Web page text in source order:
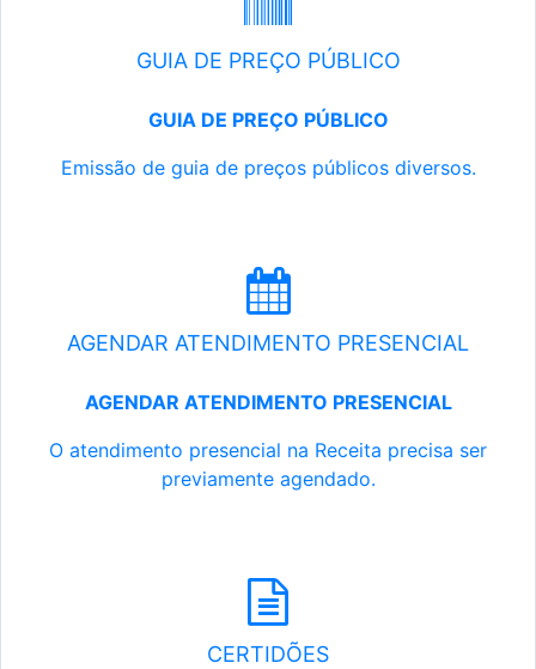
GUIA DE PREÇO PÚBLICO
GUIA DE PREÇO PÚBLICO
Emissão de guia de preços públicos diversos.
AGENDAR ATENDIMENTO PRESENCIAL
AGENDAR ATENDIMENTO PRESENCIAL
O atendimento presencial na Receita precisa ser
previamente agendado.
CERTIDÕES